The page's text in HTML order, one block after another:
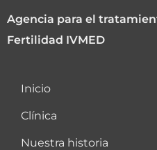
Agencia para el
Fertilidad IVMED
Inicio
Clínica
Nuestra historia